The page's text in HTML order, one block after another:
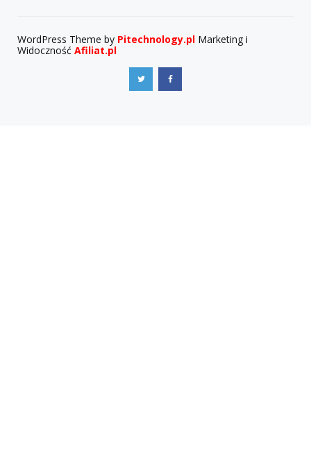
WordPress Theme by Pitechnology.pl Marketing i
Widoczność Afiliat.pl